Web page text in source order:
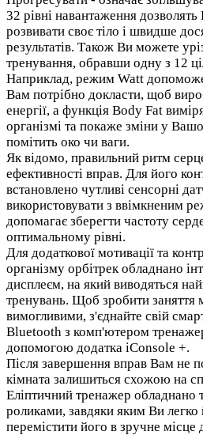
32 рівні навантаження
розвивати своє тіло і швидше
результатів. Також Ви можете
тренування, обравши одну з 12
Наприклад, режим Watt допоможе
Вам потрібно докласти, щоб
енергії, а функція Body Fat
організмі та покаже зміни у
помітить око чи ваги.
Як відомо, правильний ритм
ефективності вправ. Для його
встановлено чутливі сенсорні
використовувати з ввімкненим
допомагає зберегти частоту
оптимальному рівні.
Для додаткової мотивації та
організму орбітрек обладнано
дисплеєм, на який виводяться
тренувань. Щоб зробити заняття
вимогливими, з'єднайте свій
Bluetooth з комп'ютером
допомогою додатка iConsole +.
Після завершення вправ Вам не
кімната залишиться схожою на
Еліптичний тренажер обладнано
роликами, завдяки яким Ви
перемістити його в зручне місце